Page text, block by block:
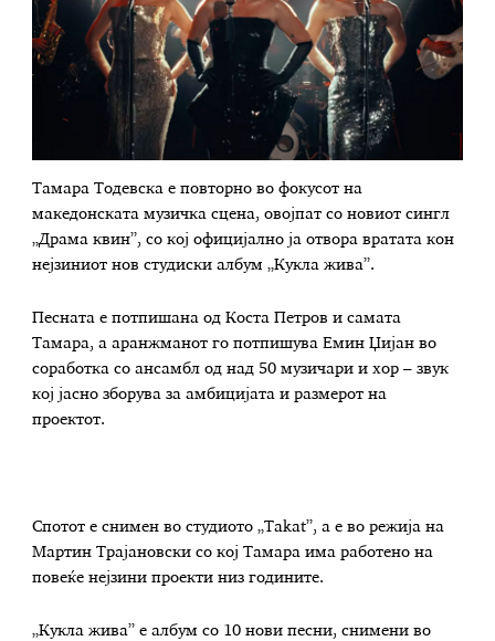
Тамара Тодевска е повторно во фокусот на
македонската музичка сцена, овојпат со новиот сингл
„Драма квин”, со кој официјално ја отвора вратата кон
нејзиниот нов студиски албум „Кукла жива”.
Песната е потпишана од Коста Петров и самата
Тамара, а аранжманот го потпишува Емин Џијан во
соработка со ансамбл од над 50 музичари и хор – звук
кој јасно зборува за амбицијата и размерот на
проектот.
Спотот е снимен во студиото „Takat”, а е во режија на
Мартин Трајановски со кој Тамара има работено на
повеќе нејзини проекти низ годините.
„Кукла жива” е албум со 10 нови песни, снимени во